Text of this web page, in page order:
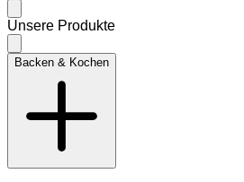
Unsere Produkte
Backen & Kochen